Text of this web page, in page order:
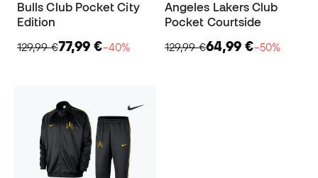
Bulls Club Pocket City
Edition
129,99 €77,99 €−40%
Angeles Lakers Club
Pocket Courtside
129,99 €64,99 €−50%